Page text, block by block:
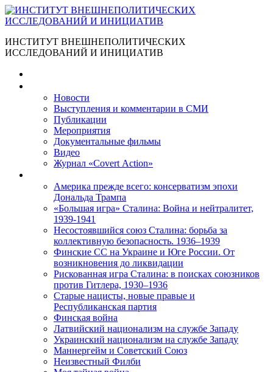
ИНСТИТУТ ВНЕШНЕПОЛИТИЧЕСКИХ
ИССЛЕДОВАНИЙ И ИНИЦИАТИВ
Новости
Выступления и коммента­рии в СМИ
Публикации
Мероприятия
Документальные фильмы
Видео
Журнал «Covert Action»
Америка прежде всего: консерватизм эпохи
Дональда Трампа
«Большая игра» Сталина: Война и нейтралитет,
1939-1941
Несостоявшийся союз Сталина: борьба за
коллективную безопасность. 1936–1939
Финские СС на Украине и Юге России. От
возникновения до ликвидации
Рискованная игра Сталина: в поисках союзников
против Гитлера, 1930–1936
Старые нацисты, новые правые и
Республиканская партия
Финская война
Латвийский национализм на службе Западу
Украинский национализм на службе Западу
Маннергейм и Советский Союз
Неизвестный Филби